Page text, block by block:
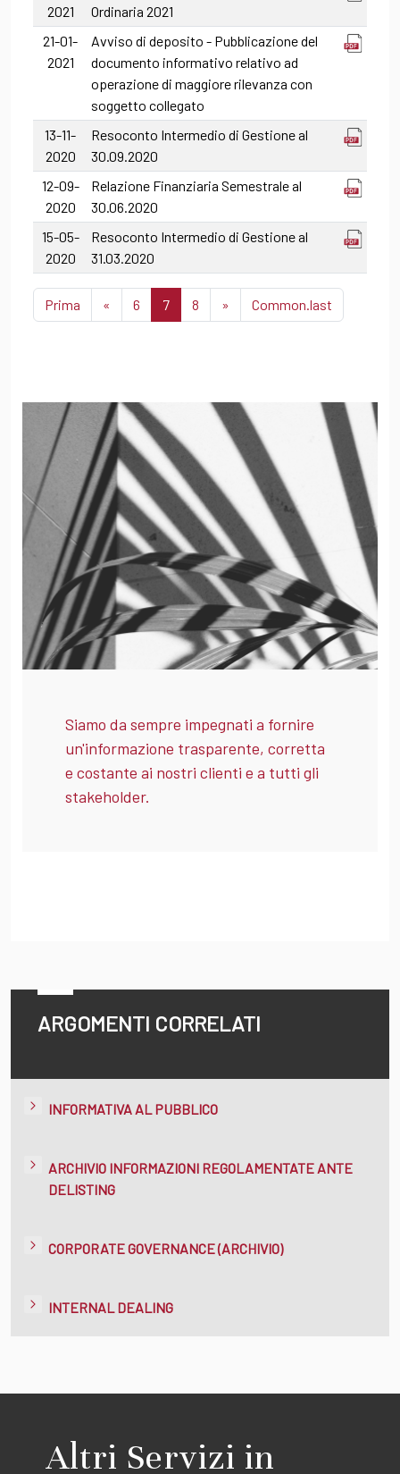
2021
Ordinaria 2021
21-01-
2021
Avviso di deposito - Pubblicazione del
documento informativo relativo ad
operazione di maggiore rilevanza con
soggetto collegato
13-11-
2020
Resoconto Intermedio di Gestione al
30.09.2020
12-09-
2020
Relazione Finanziaria Semestrale al
30.06.2020
15-05-
2020
Resoconto Intermedio di Gestione al
31.03.2020
Prima « 6 7 8 » Common.last
Siamo da sempre impegnati a fornire
un'informazione trasparente, corretta
e costante ai nostri clienti e a tutti gli
stakeholder.
ARGOMENTI CORRELATI
INFORMATIVA AL PUBBLICO
ARCHIVIO INFORMAZIONI REGOLAMENTATE ANTE
DELISTING
CORPORATE GOVERNANCE (ARCHIVIO)
INTERNAL DEALING
Altri Servizi in